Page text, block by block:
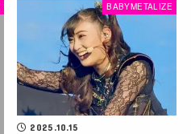
BABYMETALIZE
2025.10.15